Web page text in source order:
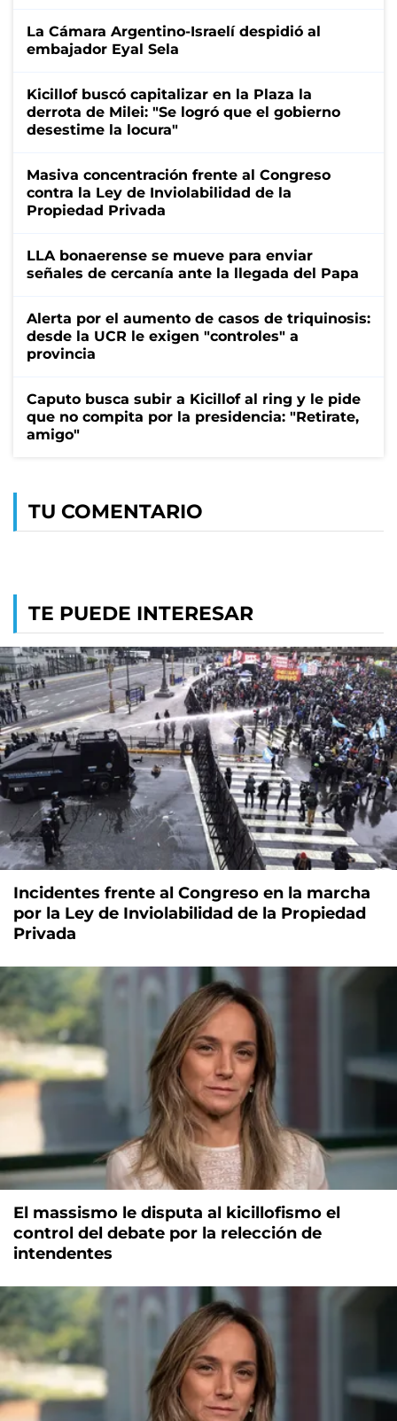
La Cámara Argentino-Israelí despidió al
embajador Eyal Sela
Kicillof buscó capitalizar en la Plaza la
derrota de Milei: "Se logró que el gobierno
desestime la locura"
Masiva concentración frente al Congreso
contra la Ley de Inviolabilidad de la
Propiedad Privada
LLA bonaerense se mueve para enviar
señales de cercanía ante la llegada del Papa
Alerta por el aumento de casos de triquinosis:
desde la UCR le exigen "controles" a
provincia
Caputo busca subir a Kicillof al ring y le pide
que no compita por la presidencia: "Retirate,
amigo"
TU COMENTARIO
TE PUEDE INTERESAR
Incidentes frente al Congreso en la marcha
por la Ley de Inviolabilidad de la Propiedad
Privada
El massismo le disputa al kicillofismo el
control del debate por la relección de
intendentes